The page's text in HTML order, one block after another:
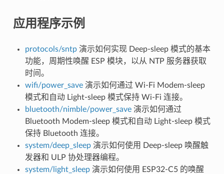
应用程序示例
protocols/sntp演示如何实现 Deep-sleep 模式的基本
功能，周期性唤醒 ESP 模块，以从 NTP 服务器获取
时间。
wifi/power_save演示如何通过 Wi-Fi Modem-sleep
模式和自动 Light-sleep 模式保持 Wi-Fi 连接。
bluetooth/nimble/power_save演示如何通过
Bluetooth Modem-sleep 模式和自动 Light-sleep 模式
保持 Bluetooth 连接。
system/deep_sleep演示如何使用 Deep-sleep 唤醒触
发器和 ULP 协处理器编程。
system/light_sleep演示如何使用 ESP32-C5 的唤醒